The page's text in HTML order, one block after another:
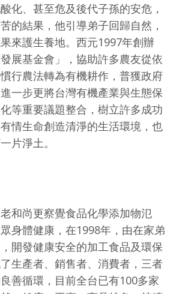
化、甚至危及後代子孫的安危，
的結果，他引導弟子回歸自然，
來護生養地。西元1997年創辦
發展基金會」，協助許多農友從依
行農法轉為有機耕作，普獲政府
一步更將台灣有機產業與生態保
等重要議題整合，樹立許多成功
情生命創造清淨的生活環境，也
片淨土。
和尚更察覺食品化學添加物氾
身體健康，在1998年，由在家弟
開發健康安全的加工食品及環保
生產者、銷售者、消費者，三者
善循環，目前全台已有100多家